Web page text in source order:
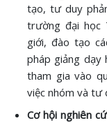
tạo, tư duy
trường đại học
giới, đào tạo
pháp giảng dạy
tham gia vào
việc nhóm và tư
Cơ hội nghiên